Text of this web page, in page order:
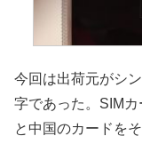
今回は出荷元がシ
字であった。SIM
と中国のカードを